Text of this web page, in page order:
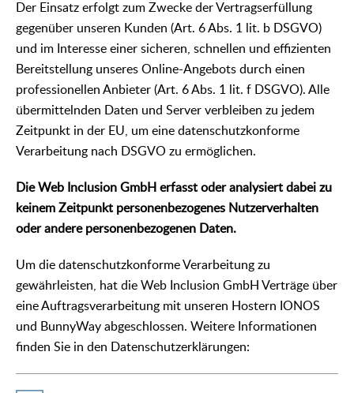
Der Einsatz erfolgt zum Zwecke der Vertragserfüllung
gegenüber unseren Kunden (Art. 6 Abs. 1 lit. b DSGVO)
und im Interesse einer sicheren, schnellen und effizienten
Bereitstellung unseres Online-Angebots durch einen
professionellen Anbieter (Art. 6 Abs. 1 lit. f DSGVO). Alle
übermittelnden Daten und Server verbleiben zu jedem
Zeitpunkt in der EU, um eine datenschutzkonforme
Verarbeitung nach DSGVO zu ermöglichen.
Die Web Inclusion GmbH erfasst oder analysiert dabei zu
keinem Zeitpunkt personenbezogenes Nutzerverhalten
oder andere personenbezogenen Daten.
Um die datenschutzkonforme Verarbeitung zu
gewährleisten, hat die Web Inclusion GmbH Verträge über
eine Auftragsverarbeitung mit unseren Hostern IONOS
und BunnyWay abgeschlossen. Weitere Informationen
finden Sie in den Datenschutzerklärungen: